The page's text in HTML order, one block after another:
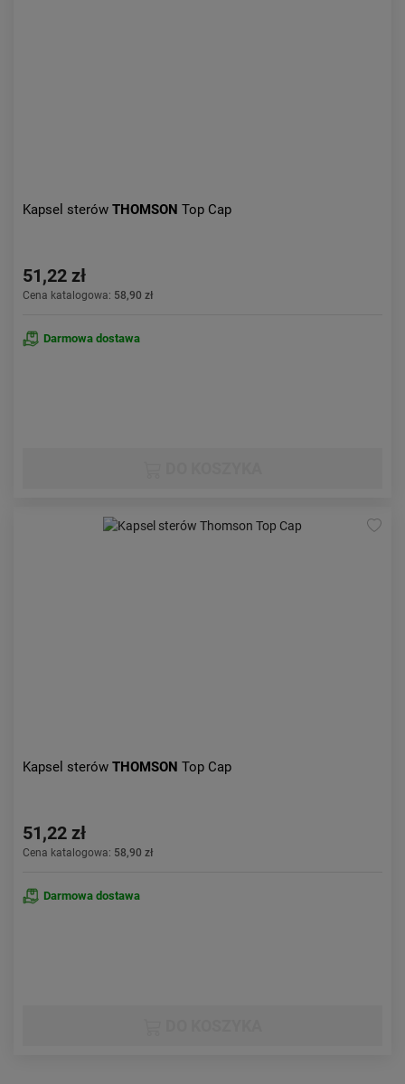
Kapsel sterów THOMSON Top Cap
51,22 zł
Cena katalogowa: 58,90 zł
Darmowa dostawa
Kapsel sterów THOMSON Top Cap
51,22 zł
Cena katalogowa: 58,90 zł
Darmowa dostawa